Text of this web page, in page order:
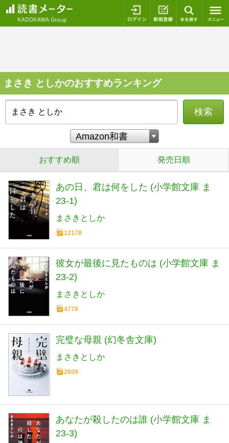
ログイン 新規登録
まさき としかのおすすめランキング
検索
おすすめ順 発売日順
あの日、君は何をした (小学館文庫 ま
23-1)
まさきとしか
12178
彼女が最後に見たものは (小学館文庫 ま
23-2)
まさきとしか
4778
完璧な母親 (幻冬舎文庫)
まさきとしか
2609
あなたが殺したのは誰 (小学館文庫 ま
23-3)